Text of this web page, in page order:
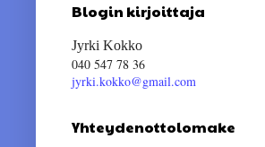
Blogin kirjoittaja
Jyrki Kokko
040 547 78 36
jyrki.kokko@gmail.com
Yhteydenottolomake